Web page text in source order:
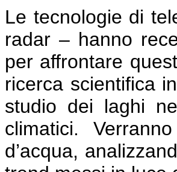
Le tecnologie di
radar – hanno
per affrontare
ricerca scientifica
studio dei laghi
climatici.
d’acqua,